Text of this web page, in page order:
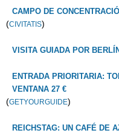
CAMPO DE
(CIVITATIS)
VISITA GUIADA POR
ENTRADA PRIORITARIA:
VENTANA 27 €
(GETYOURGUIDE)
REICHSTAG: UN CAFÉ DE